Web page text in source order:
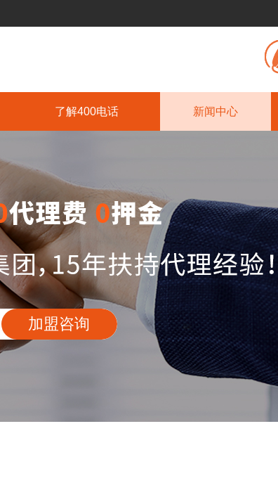
了解400电话 新闻中心
加盟咨询